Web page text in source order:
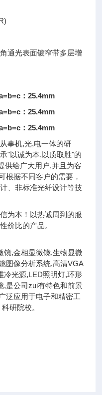
通光表面镀窄带多层增
：25.4mm
：25.4mm
：25.4mm
事机,光,电一体的研
"以诚为本,以质取胜"的
供给广大用户,并且为客
根据不同客户的需要，
、非标准光纤设计等技
为本！以热诚周到的服
价比的产品。
镜,金相显微镜,生物显微
图像分析系统,高清VGA
冷光源,LED照明灯,环形
,是公司zui有特色和前景
泛应用于电子和精密工
研院校。